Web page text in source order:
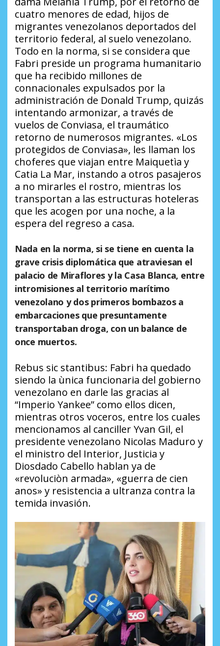
cuatro menores de edad, hijos de
migrantes venezolanos deportados del
territorio federal, al suelo venezolano.
Todo en la norma, si se considera que
Fabri preside un programa humanitario
que ha recibido millones de
connacionales expulsados por la
administración de Donald Trump, quizás
intentando armonizar, a través de
vuelos de Conviasa, el traumático
retorno de numerosos migrantes. «Los
protegidos de Conviasa», les llaman los
choferes que viajan entre Maiquetìa y
Catia La Mar, instando a otros pasajeros
a no mirarles el rostro, mientras los
transportan a las estructuras hoteleras
que les acogen por una noche, a la
espera del regreso a casa.
Nada en la norma, si se tiene en cuenta la
grave crisis diplomática que atraviesan el
palacio de Miraflores y la Casa Blanca, entre
intromisiones al territorio marítimo
venezolano y dos primeros bombazos a
embarcaciones que presuntamente
transportaban droga, con un balance de
once muertos.
Rebus sic stantibus: Fabri ha quedado
siendo la ùnica funcionaria del gobierno
venezolano en darle las gracias al
“Imperio Yankee” como ellos dicen,
mientras otros voceros, entre los cuales
mencionamos al canciller Yvan Gil, el
presidente venezolano Nicolas Maduro y
el ministro del Interior, Justicia y
Diosdado Cabello hablan ya de
«revoluciòn armada», «guerra de cien
anos» y resistencia a ultranza contra la
temida invasión.